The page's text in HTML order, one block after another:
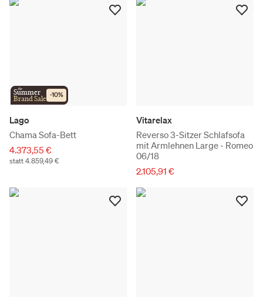
the
Summer
Brand Sale -10%
Lago
Chama Sofa-Bett
4.373,55 €
statt 4.859,49 €
Vitarelax
Reverso 3-Sitzer Schlafsofa
mit Armlehnen Large - Romeo
06/18
2.105,91 €